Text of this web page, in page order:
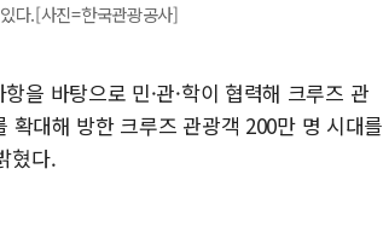
다.[사진=한국관광공사]
을 바탕으로 민·관·학이 협력해 크루즈 관
대해 방한 크루즈 관광객 200만 명 시대를
혔다.